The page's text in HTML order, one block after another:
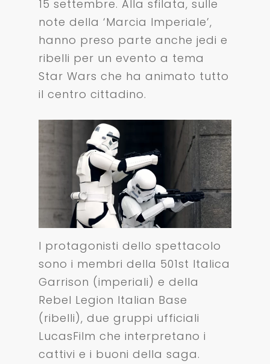
15 settembre. Alla sfilata, sulle
note della ‘Marcia Imperiale’,
hanno preso parte anche jedi e
ribelli per un evento a tema
Star Wars che ha animato tutto
il centro cittadino.
I protagonisti dello spettacolo
sono i membri della 501st Italica
Garrison (imperiali) e della
Rebel Legion Italian Base
(ribelli), due gruppi ufficiali
LucasFilm che interpretano i
cattivi e i buoni della saga.